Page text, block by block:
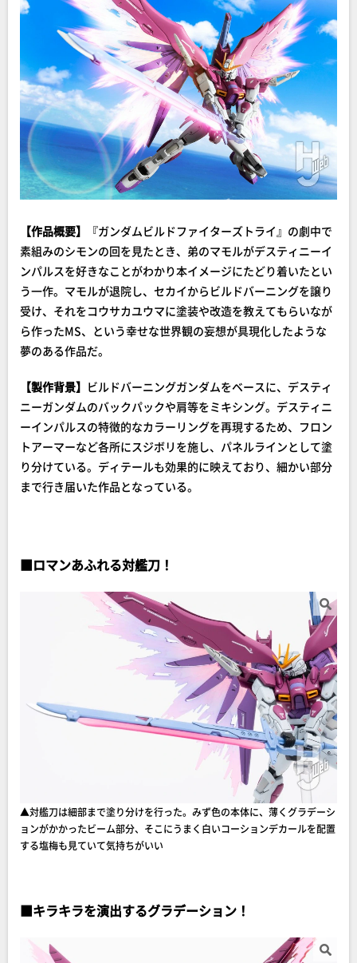
【作品概要】
『ガンダムビルドファイターズトライ』の劇中で
素組みのシモンの回を見たとき、弟のマモルがデスティニーイ
ンパルスを好きなことがわかり本イメージにたどり着いたとい
う一作。マモルが退院し、セカイからビルドバーニングを譲り
受け、それをコウサカユウマに塗装や改造を教えてもらいなが
ら作ったMS、という幸せな世界観の妄想が具現化したような
夢のある作品だ。
【製作背景】 ビルドバーニングガンダムをベースに、デスティ
ニーガンダムのバックパックや肩等をミキシング。デスティニ
ーインパルスの特徴的なカラーリングを再現するため、フロン
トアーマーなど各所にスジボリを施し、パネルラインとして塗
り分けている。ディテールも効果的に映えており、細かい部分
まで行き届いた作品となっている。
■ロマンあふれる対艦刀！
▲対艦刀は細部まで塗り分けを行った。みず色の本体に、薄くグラデーシ
ョンがかかったビーム部分、そこにうまく白いコーションデカールを配置
する塩梅も見ていて気持ちがいい
■キラキラを演出するグラデーション！